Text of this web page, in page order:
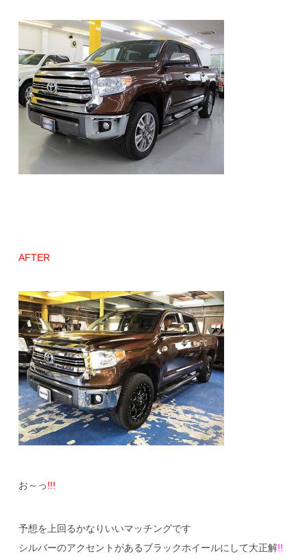
AFTER
お～っ!!!
予想を上回るかなりいいマッチングです
シルバーのアクセントがあるブラックホイールにして大正解!!